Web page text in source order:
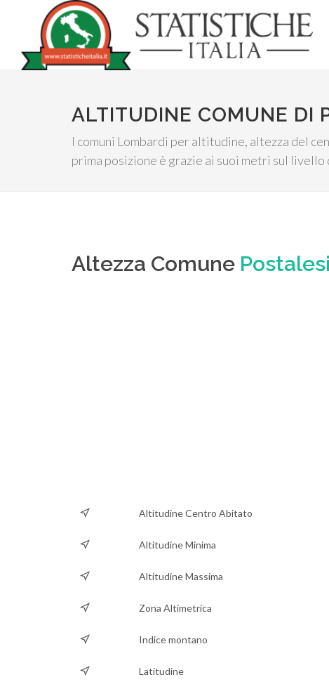
ALTITUDINE COMUNE DI
I comuni Lombardi per altitudine, altezza del
prima posizione è grazie ai suoi metri sul livello
Altezza Comune
Altitudine Centro Abitato
Altitudine Minima
Altitudine Massima
Zona Altimetrica
Indice montano
Latitudine